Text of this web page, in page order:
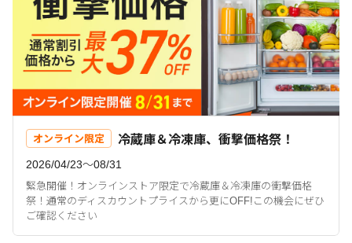
オンライン限定 冷蔵庫＆冷凍庫、衝撃価格祭！
2026/04/23〜08/31
緊急開催！オンラインストア限定で冷蔵庫＆冷凍庫の衝撃価格
祭！通常のディスカウントプライスから更にOFF!この機会にぜひ
ご確認ください